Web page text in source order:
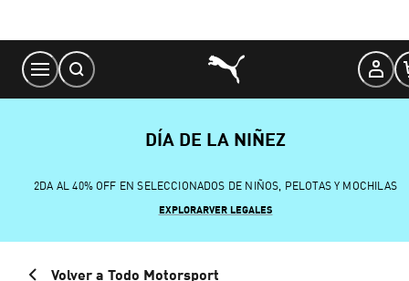
Content
DÍA DE LA NIÑEZ
2DA AL 40% OFF EN SELECCIONADOS DE NIÑOS, PELOTAS Y MOCHILAS
EXPLORARVER LEGALES
Volver a Todo Motorsport